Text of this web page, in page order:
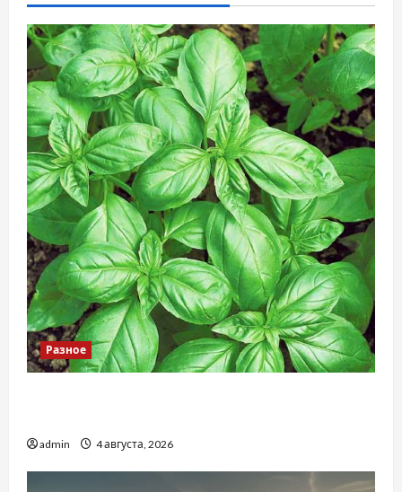
Разное
admin 4 августа, 2026